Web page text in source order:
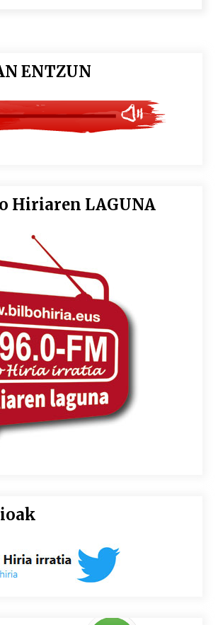
Plentziako Itsas Martxa ospatuko
2026/07/07
2026/07/07
Uribitarte40 aretoan
2026/07/03
Paul McCartney eta Ringo Starr-en
berriak
2026/07/03
MUSIBLA #297: Bide, Boards Of Canada, Somak,
Twisted Teens, Underscores, Habia
2026/07/02
ENTZUN
Hiriaren LAGUNA